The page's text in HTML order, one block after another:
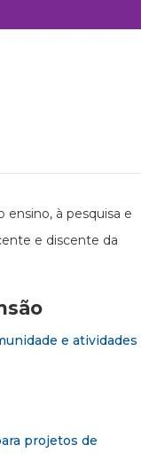
à pesquisa e
e discente da
e atividades
projetos de